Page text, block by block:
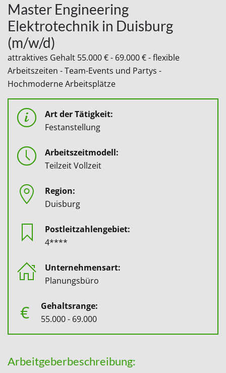
Master Engineering
Elektrotechnik in Duisburg
(m/w/d)
attraktives Gehalt 55.000 € - 69.000 € - flexible
Arbeitszeiten - Team-Events und Partys -
Hochmoderne Arbeitsplätze
Art der Tätigkeit:
Festanstellung
Arbeitszeitmodell:
Teilzeit Vollzeit
Region:
Duisburg
Postleitzahlengebiet:
4****
Unternehmensart:
Planungsbüro
€
Gehaltsrange:
55.000 - 69.000
Arbeitgeberbeschreibung: